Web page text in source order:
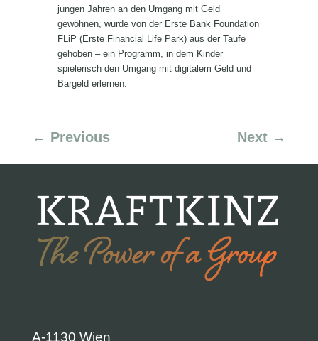
jungen Jahren an den Umgang mit Geld
gewöhnen, wurde von der Erste Bank Foundation
FLiP (Erste Financial Life Park) aus der Taufe
gehoben – ein Programm, in dem Kinder
spielerisch den Umgang mit digitalem Geld und
Bargeld erlernen.
← Previous Next →
A-1130 Wien